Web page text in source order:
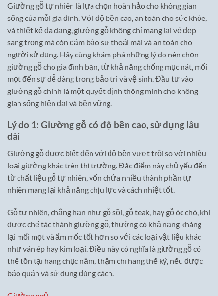
Giường gỗ tự nhiên là lựa chọn hoàn hảo cho không gian
sống của mỗi gia đình. Với độ bền cao, an toàn cho sức khỏe,
và thiết kế đa dạng, giường gỗ không chỉ mang lại vẻ đẹp
sang trọng mà còn đảm bảo sự thoải mái và an toàn cho
người sử dụng. Hãy cùng khám phá những lý do nên chọn
giường gỗ cho gia đình bạn, từ khả năng chống mục nát, mối
mọt đến sự dễ dàng trong bảo trì và vệ sinh. Đầu tư vào
giường gỗ chính là một quyết định thông minh cho không
gian sống hiện đại và bền vững.
Lý do 1: Giường gỗ có độ bền cao, sử dụng lâu
dài
Giường gỗ được biết đến với độ bền vượt trội so với nhiều
loại giường khác trên thị trường. Đặc điểm này chủ yếu đến
từ chất liệu gỗ tự nhiên, vốn chứa nhiều thành phần tự
nhiên mang lại khả năng chịu lực và cách nhiệt tốt.
Gỗ tự nhiên, chẳng hạn như gỗ sồi, gỗ teak, hay gỗ óc chó, khi
được chế tác thành giường gỗ, thường có khả năng kháng
lại mối mọt và ẩm mốc tốt hơn so với các loại vật liệu khác
như ván ép hay kim loại. Điều này có nghĩa là giường gỗ có
thể tồn tại hàng chục năm, thậm chí hàng thế kỷ, nếu được
bảo quản và sử dụng đúng cách.